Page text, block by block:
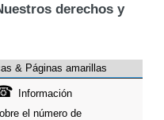
derechos y
& Páginas amarillas
Información
el número de